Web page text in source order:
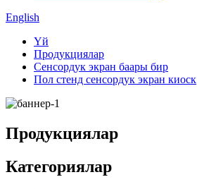
English
Үй
Продукциялар
Сенсордук экран баары бир
Пол стенд сенсордук экран киоск
Продукциялар
Категориялар